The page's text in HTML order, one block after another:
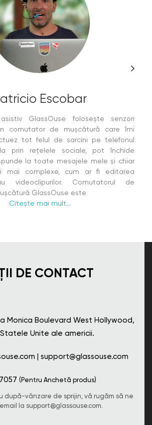
Escobar
GlassOuse folosește senzori
comutator de mușcătură care îmi
tot felul de sarcini pe telefonul
prin rețelele sociale, pot închide
la toate mesajele mele și chiar
mai complexe, cum ar fi editarea
videoclipurilor. Comutatorul de
GlassOuse este
Citește mai mult...
DE CONTACT
Monica Boulevard West Hollywood,
Unite ale americii.
| support@glassouse.com
(Pentru Anchetă produs)
după-vânzare de sprijin, vă rugăm să ne
la support@glassouse.com.